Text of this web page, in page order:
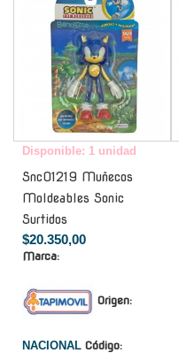
Disponible: 1 unidad
Snc01219 Muñecos
Moldeables Sonic
Surtidos
$20.350,00
Marca:
Origen:
NACIONAL Código: